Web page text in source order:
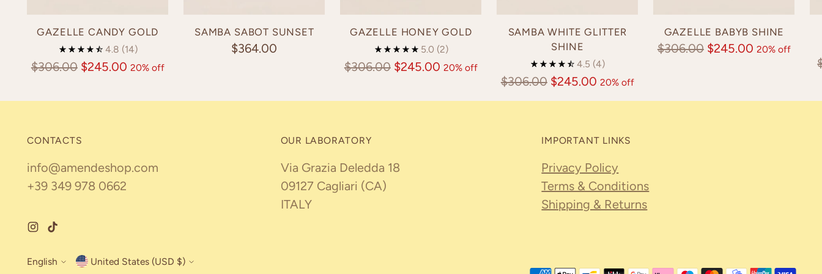
GAZELLE CANDY GOLD
4.8 (14)
Regular
$306.00 $245.00 20% off
SAMBA SABOT SUNSET
$364.00
GAZELLE HONEY GOLD
5.0 (2)
Regular
$306.00 $245.00 20% off
SAMBA WHITE GLITTER
SHINE
4.5 (4)
Regular
price
$306.00 $245.00 20% off
GAZELLE BABYB SHINE
Regular
$306.00 $245.00 20% off
CONTACTS
info@amendeshop.com
+39 349 978 0662
OUR LABORATORY
Via Grazia Deledda 18
09127 Cagliari (CA)
ITALY
IMPORTANT LINKS
Privacy Policy
Terms & Conditions
Shipping & Returns
Language
English Currency United States (USD $)